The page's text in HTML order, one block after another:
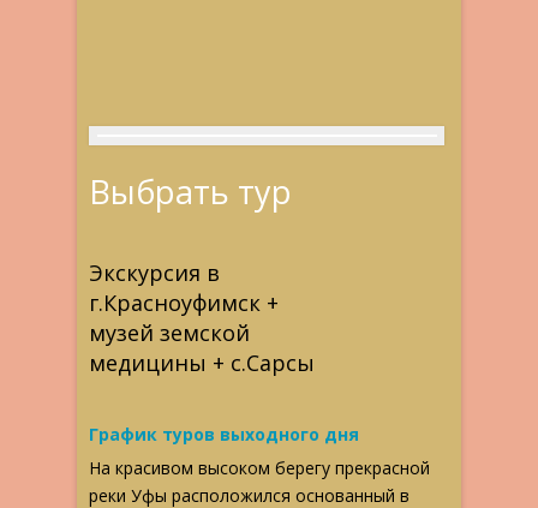
Выбрать тур
Экскурсия в
г.Красноуфимск +
музей земской
медицины + с.Сарсы
График туров выходного дня
На красивом высоком берегу прекрасной
реки Уфы расположился основанный в